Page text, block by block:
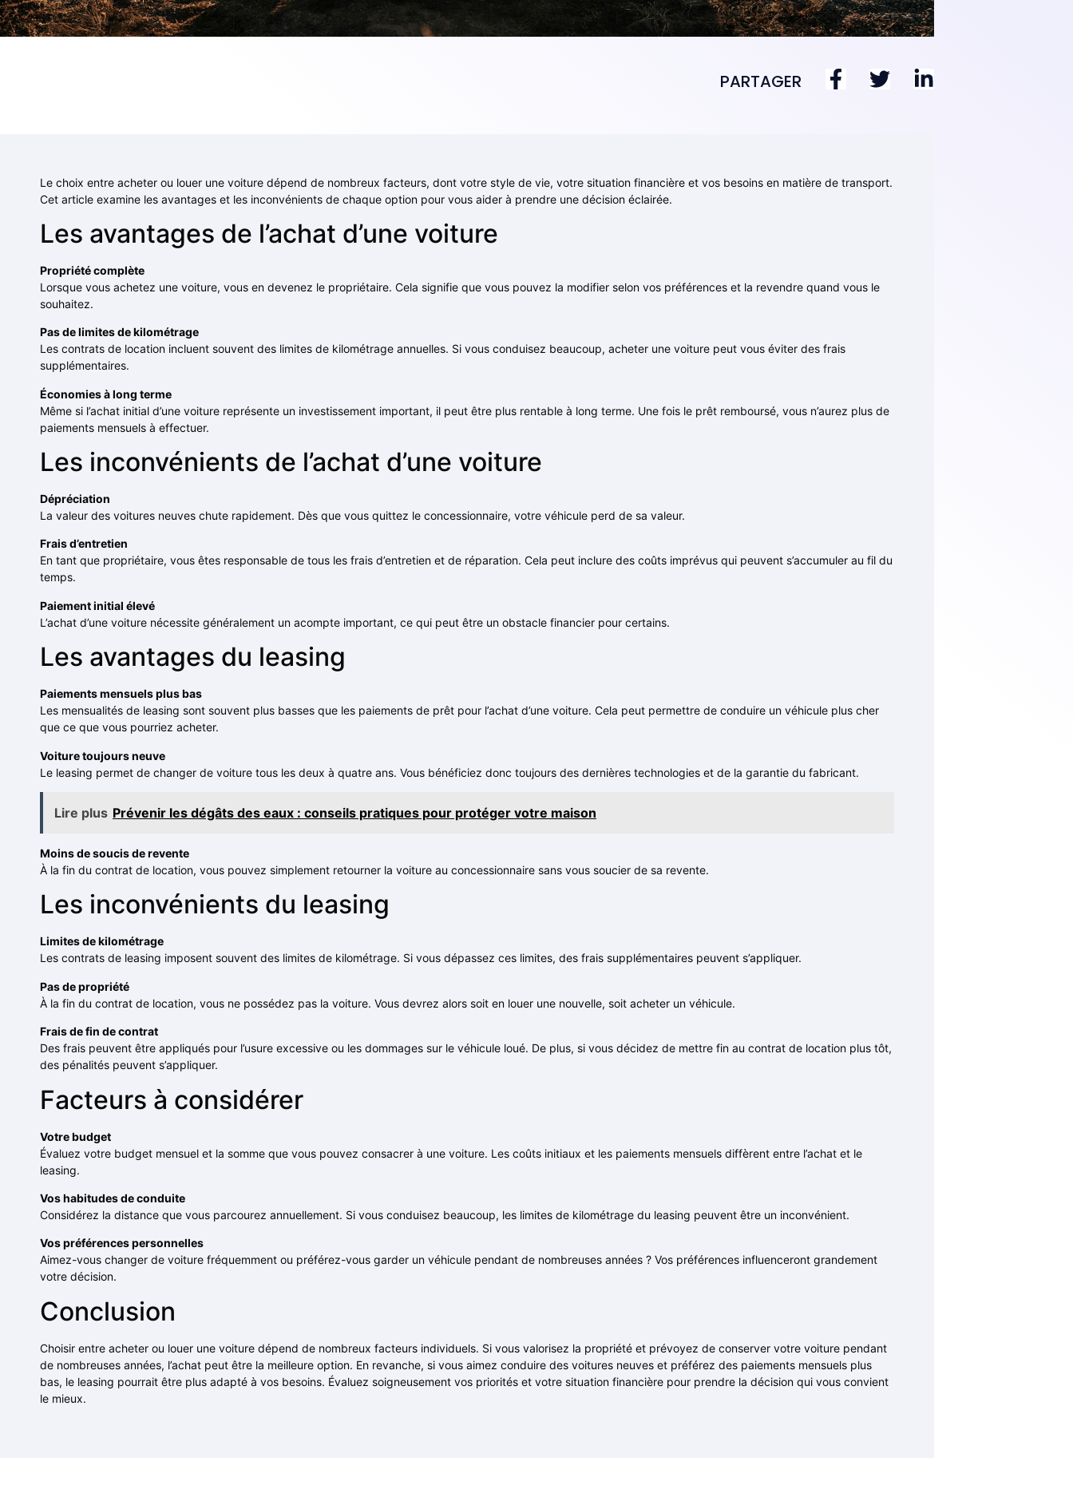
PARTAGER
Le choix entre acheter ou louer une voiture dépend de nombreux facteurs, dont votre style de vie, votre situation financière et vos besoins en matière de transport.
Cet article examine les avantages et les inconvénients de chaque option pour vous aider à prendre une décision éclairée.
Les avantages de l’achat d’une voiture
Propriété complète
Lorsque vous achetez une voiture, vous en devenez le propriétaire. Cela signifie que vous pouvez la modifier selon vos préférences et la revendre quand vous le
souhaitez.
Pas de limites de kilométrage
Les contrats de location incluent souvent des limites de kilométrage annuelles. Si vous conduisez beaucoup, acheter une voiture peut vous éviter des frais
supplémentaires.
Économies à long terme
Même si l’achat initial d’une voiture représente un investissement important, il peut être plus rentable à long terme. Une fois le prêt remboursé, vous n’aurez plus de
paiements mensuels à effectuer.
Les inconvénients de l’achat d’une voiture
Dépréciation
La valeur des voitures neuves chute rapidement. Dès que vous quittez le concessionnaire, votre véhicule perd de sa valeur.
Frais d’entretien
En tant que propriétaire, vous êtes responsable de tous les frais d’entretien et de réparation. Cela peut inclure des coûts imprévus qui peuvent s’accumuler au fil du
temps.
Paiement initial élevé
L’achat d’une voiture nécessite généralement un acompte important, ce qui peut être un obstacle financier pour certains.
Les avantages du leasing
Paiements mensuels plus bas
Les mensualités de leasing sont souvent plus basses que les paiements de prêt pour l’achat d’une voiture. Cela peut permettre de conduire un véhicule plus cher
que ce que vous pourriez acheter.
Voiture toujours neuve
Le leasing permet de changer de voiture tous les deux à quatre ans. Vous bénéficiez donc toujours des dernières technologies et de la garantie du fabricant.
Lire plus Prévenir les dégâts des eaux : conseils pratiques pour protéger votre maison
Moins de soucis de revente
À la fin du contrat de location, vous pouvez simplement retourner la voiture au concessionnaire sans vous soucier de sa revente.
Les inconvénients du leasing
Limites de kilométrage
Les contrats de leasing imposent souvent des limites de kilométrage. Si vous dépassez ces limites, des frais supplémentaires peuvent s’appliquer.
Pas de propriété
À la fin du contrat de location, vous ne possédez pas la voiture. Vous devrez alors soit en louer une nouvelle, soit acheter un véhicule.
Frais de fin de contrat
Des frais peuvent être appliqués pour l’usure excessive ou les dommages sur le véhicule loué. De plus, si vous décidez de mettre fin au contrat de location plus tôt,
des pénalités peuvent s’appliquer.
Facteurs à considérer
Votre budget
Évaluez votre budget mensuel et la somme que vous pouvez consacrer à une voiture. Les coûts initiaux et les paiements mensuels diffèrent entre l’achat et le
leasing.
Vos habitudes de conduite
Considérez la distance que vous parcourez annuellement. Si vous conduisez beaucoup, les limites de kilométrage du leasing peuvent être un inconvénient.
Vos préférences personnelles
Aimez-vous changer de voiture fréquemment ou préférez-vous garder un véhicule pendant de nombreuses années ? Vos préférences influenceront grandement
votre décision.
Conclusion
Choisir entre acheter ou louer une voiture dépend de nombreux facteurs individuels. Si vous valorisez la propriété et prévoyez de conserver votre voiture pendant
de nombreuses années, l’achat peut être la meilleure option. En revanche, si vous aimez conduire des voitures neuves et préférez des paiements mensuels plus
bas, le leasing pourrait être plus adapté à vos besoins. Évaluez soigneusement vos priorités et votre situation financière pour prendre la décision qui vous convient
le mieux.